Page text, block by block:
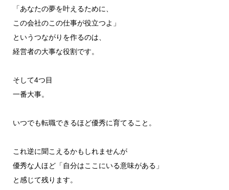
「あなたの夢を叶えるために、
この会社のこの仕事が役立つよ」
というつながりを作るのは、
経営者の大事な役割です。
そして4つ目
一番大事。
いつでも転職できるほど優秀に育てること。
これ逆に聞こえるかもしれませんが
優秀な人ほど「自分はここにいる意味がある」
と感じて残ります。